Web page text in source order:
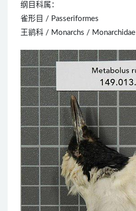
纲目科属：
雀形目 / Passeriformes
王鹟科 / Monarchs / Monarchidae